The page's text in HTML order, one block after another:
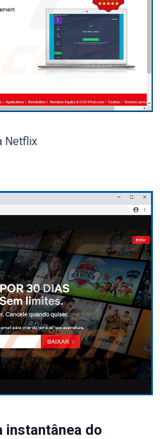
Netflix
instantânea do